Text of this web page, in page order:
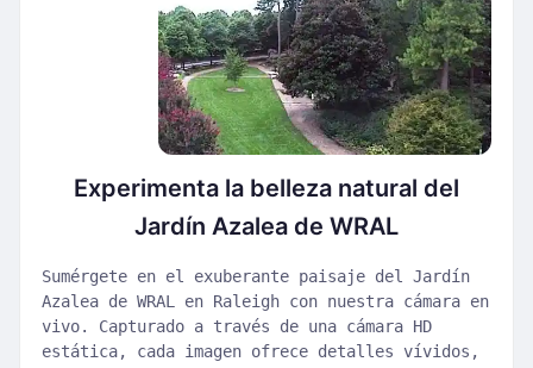
Experimenta la belleza natural del
Jardín Azalea de WRAL
Sumérgete en el exuberante paisaje del Jardín
Azalea de WRAL en Raleigh con nuestra cámara en
vivo. Capturado a través de una cámara HD
estática, cada imagen ofrece detalles vívidos,